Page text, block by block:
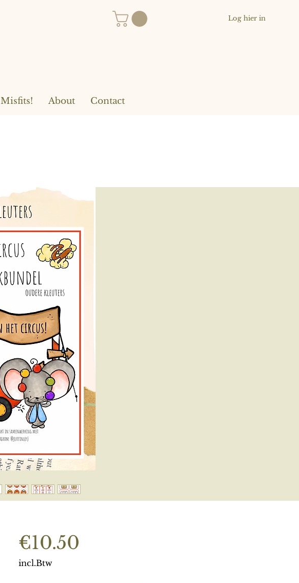
Log hier in
Misfits! About Contact
€10.50
incl.Btw